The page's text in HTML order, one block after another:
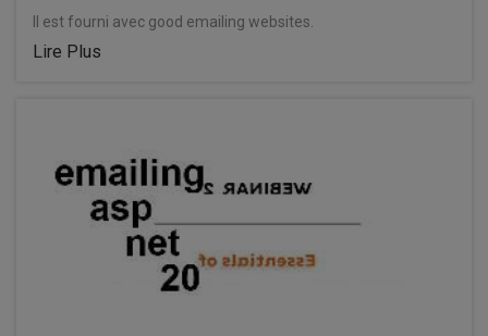
Il est fourni avec good emailing websites.
Lire Plus